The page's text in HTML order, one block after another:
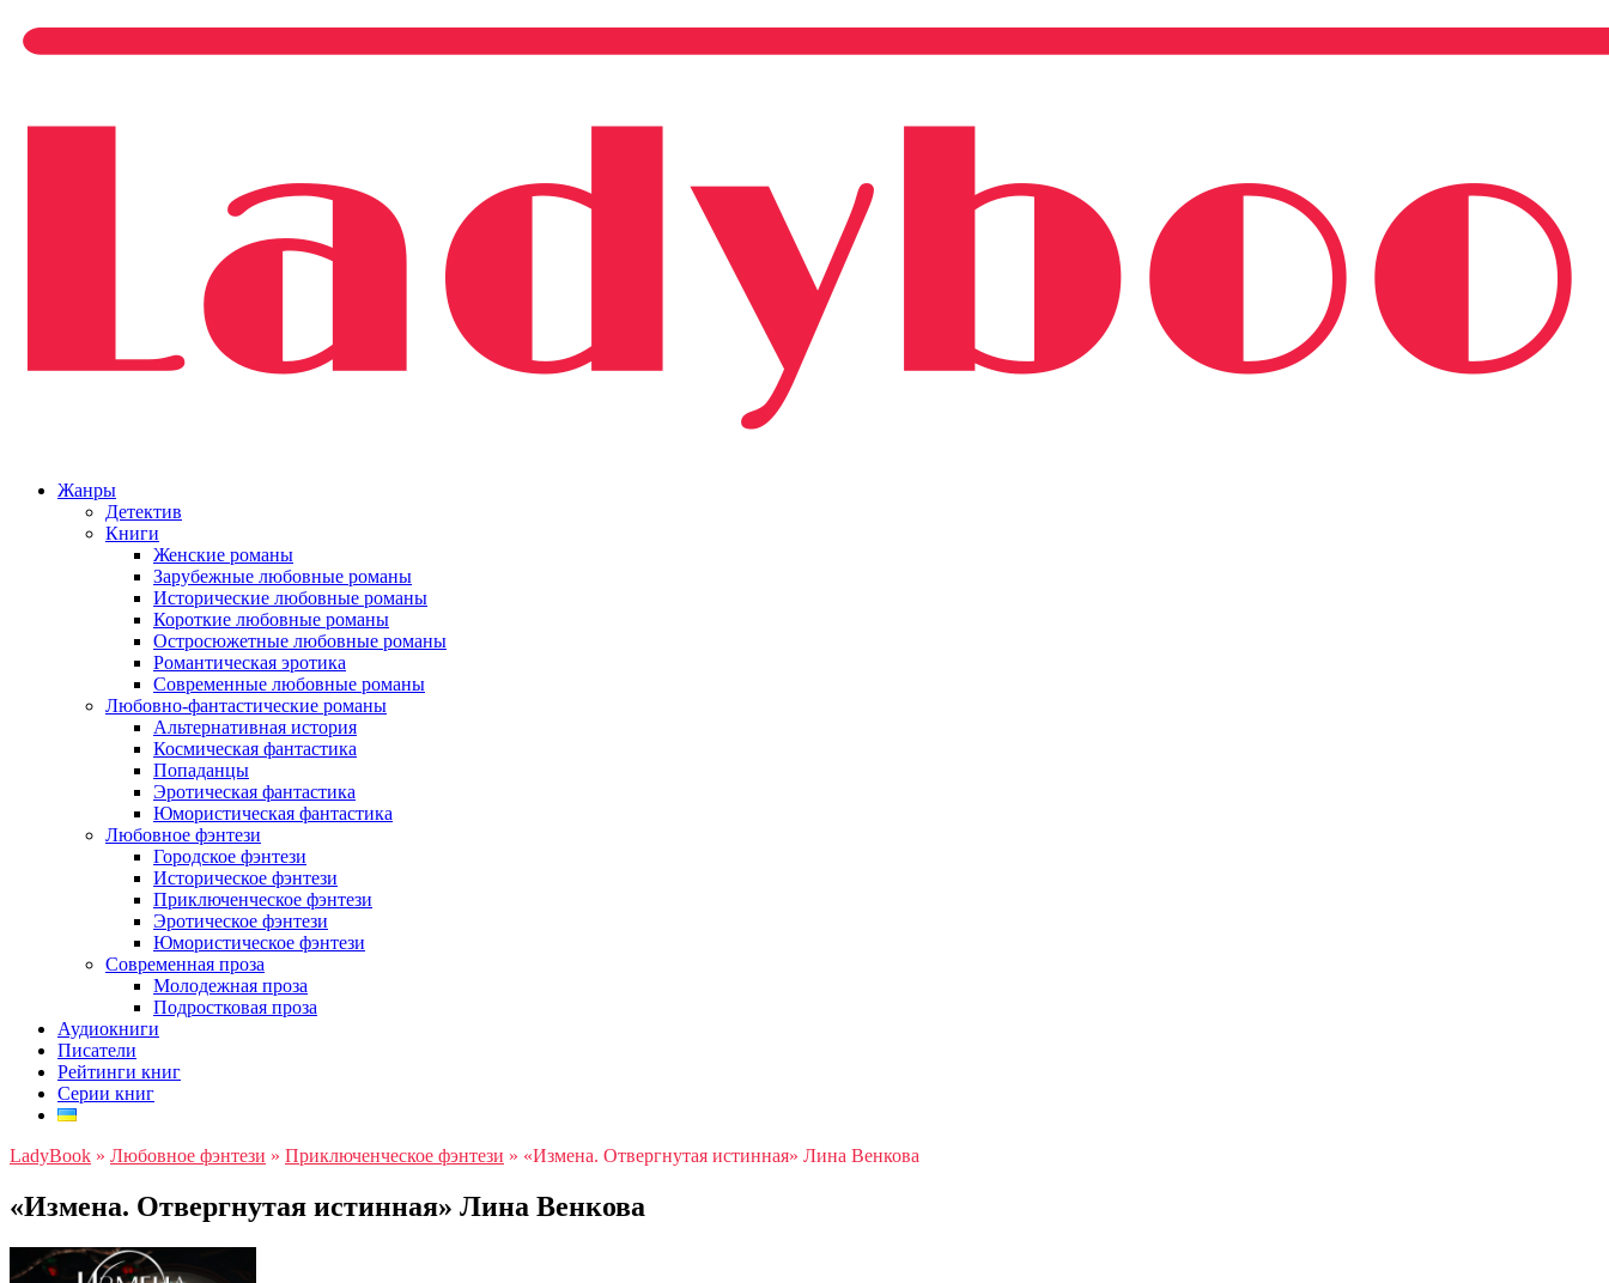
Жанры
Детектив
Книги
Женские романы
Зарубежные любовные романы
Исторические любовные романы
Короткие любовные романы
Остросюжетные любовные романы
Романтическая эротика
Современные любовные романы
Любовно-фантастические романы
Альтернативная история
Космическая фантастика
Попаданцы
Эротическая фантастика
Юмористическая фантастика
Любовное фэнтези
Городское фэнтези
Историческое фэнтези
Приключенческое фэнтези
Эротическое фэнтези
Юмористическое фэнтези
Современная проза
Молодежная проза
Подростковая проза
Аудиокниги
Писатели
Рейтинги книг
Серии книг
LadyBook » Любовное фэнтези » Приключенческое фэнтези » «Измена. Отвергнутая истинная» Лина Венкова
«Измена. Отвергнутая истинная» Лина Венкова